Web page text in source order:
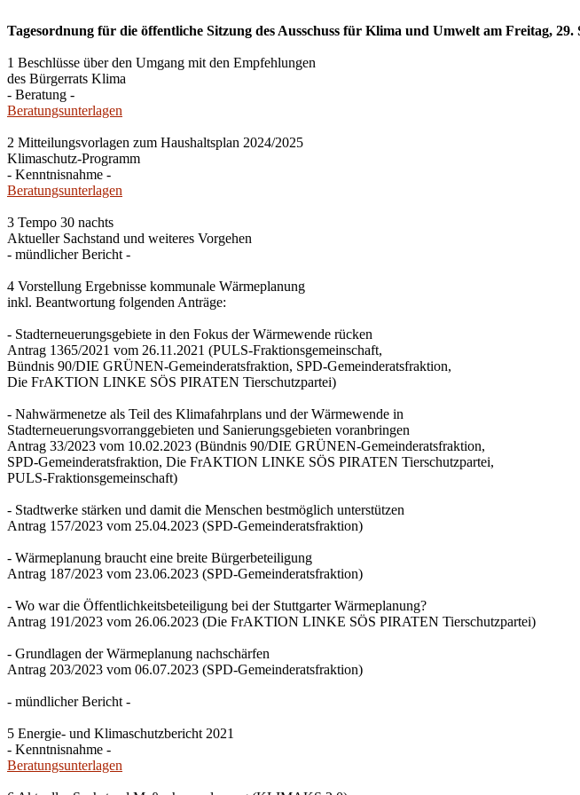
Tagesordnung für die öffentliche Sitzung des Ausschuss für Klima und Umwelt am Freitag,
1 Beschlüsse über den Umgang mit den Empfehlungen
des Bürgerrats Klima
- Beratung -
Beratungsunterlagen
2 Mitteilungsvorlagen zum Haushaltsplan 2024/2025
Klimaschutz-Programm
- Kenntnisnahme -
Beratungsunterlagen
3 Tempo 30 nachts
Aktueller Sachstand und weiteres Vorgehen
- mündlicher Bericht -
4 Vorstellung Ergebnisse kommunale Wärmeplanung
inkl. Beantwortung folgenden Anträge:
- Stadterneuerungsgebiete in den Fokus der Wärmewende rücken
Antrag 1365/2021 vom 26.11.2021 (PULS-Fraktionsgemeinschaft,
Bündnis 90/DIE GRÜNEN-Gemeinderatsfraktion, SPD-Gemeinderatsfraktion,
Die FrAKTION LINKE SÖS PIRATEN Tierschutzpartei)
- Nahwärmenetze als Teil des Klimafahrplans und der Wärmewende in
Stadterneuerungsvorranggebieten und Sanierungsgebieten voranbringen
Antrag 33/2023 vom 10.02.2023 (Bündnis 90/DIE GRÜNEN-Gemeinderatsfraktion,
SPD-Gemeinderatsfraktion, Die FrAKTION LINKE SÖS PIRATEN Tierschutzpartei,
PULS-Fraktionsgemeinschaft)
- Stadtwerke stärken und damit die Menschen bestmöglich unterstützen
Antrag 157/2023 vom 25.04.2023 (SPD-Gemeinderatsfraktion)
- Wärmeplanung braucht eine breite Bürgerbeteiligung
Antrag 187/2023 vom 23.06.2023 (SPD-Gemeinderatsfraktion)
- Wo war die Öffentlichkeitsbeteiligung bei der Stuttgarter Wärmeplanung?
Antrag 191/2023 vom 26.06.2023 (Die FrAKTION LINKE SÖS PIRATEN Tierschutzpartei)
- Grundlagen der Wärmeplanung nachschärfen
Antrag 203/2023 vom 06.07.2023 (SPD-Gemeinderatsfraktion)
- mündlicher Bericht -
5 Energie- und Klimaschutzbericht 2021
- Kenntnisnahme -
Beratungsunterlagen